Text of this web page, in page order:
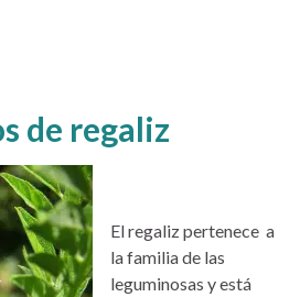
de regaliz
El regaliz pertenece a
la familia de las
leguminosas y está